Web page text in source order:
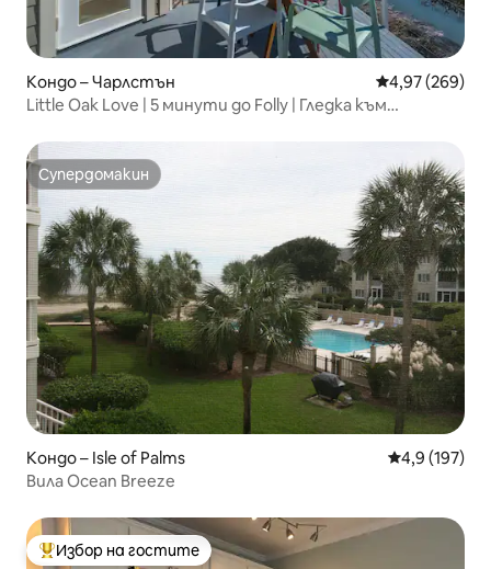
Кондо – Чарлстън Средна
4,97 (269)
Little Oak Love | 5 минути до Folly | Гледка към
Супердомакин
Супердомакин
Кондо – Isle of Palms Средна
4,9 (197)
Вила Ocean Breeze
Най-популярен избор на гостите
Избор на гостите